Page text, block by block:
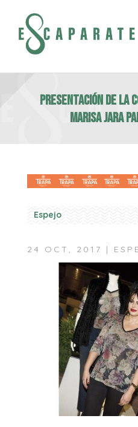
Presentación de la
Marisa Jara
Espejo
24 OCT, 2017 |